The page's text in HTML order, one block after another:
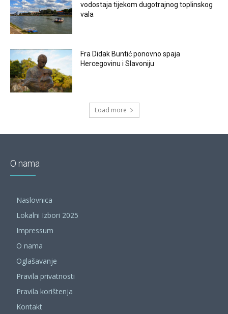
vodostaja tijekom dugotrajnog toplinskog
vala
Fra Didak Buntić ponovno spaja
Hercegovinu i Slavoniju
Load more
O nama
Naslovnica
Lokalni Izbori 2025
Impressum
O nama
Oglašavanje
Pravila privatnosti
Pravila korištenja
Kontakt